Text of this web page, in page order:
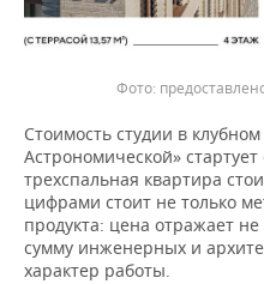
Стоимость студии в
Астрономической»
трехспальная квартира
цифрами стоит не только
продукта: цена отражает
сумму инженерных и
характер работы.